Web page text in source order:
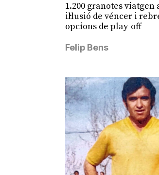
1.200 granotes
il·lusió de véncer i
opcions de play-off
Felip Bens